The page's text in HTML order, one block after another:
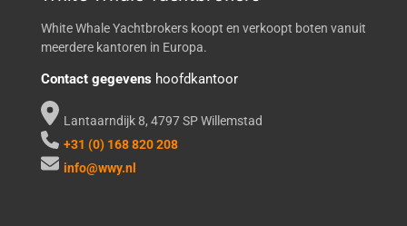
Diepgang
White Whale Yachtbrokers koopt en verkoopt boten vanuit
meerdere kantoren in Europa.
Contact gegevens hoofdkantoor
Lantaarndijk 8, 4797 SP Willemstad
+31 (0) 168 820 208
info@wwy.nl